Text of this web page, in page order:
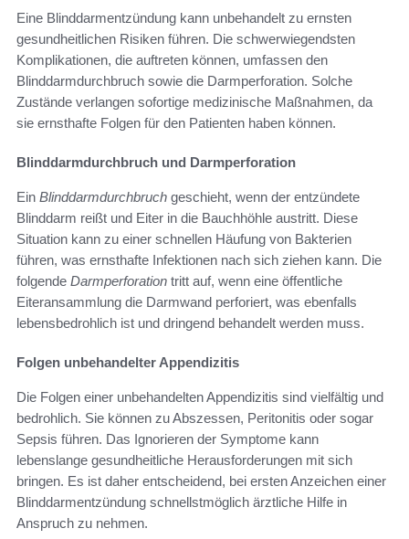
Eine Blinddarmentzündung kann unbehandelt zu ernsten
gesundheitlichen Risiken führen. Die schwerwiegendsten
Komplikationen, die auftreten können, umfassen den
Blinddarmdurchbruch sowie die Darmperforation. Solche
Zustände verlangen sofortige medizinische Maßnahmen, da
sie ernsthafte Folgen für den Patienten haben können.
Blinddarmdurchbruch und Darmperforation
Ein Blinddarmdurchbruch geschieht, wenn der entzündete
Blinddarm reißt und Eiter in die Bauchhöhle austritt. Diese
Situation kann zu einer schnellen Häufung von Bakterien
führen, was ernsthafte Infektionen nach sich ziehen kann. Die
folgende Darmperforation tritt auf, wenn eine öffentliche
Eiteransammlung die Darmwand perforiert, was ebenfalls
lebensbedrohlich ist und dringend behandelt werden muss.
Folgen unbehandelter Appendizitis
Die Folgen einer unbehandelten Appendizitis sind vielfältig und
bedrohlich. Sie können zu Abszessen, Peritonitis oder sogar
Sepsis führen. Das Ignorieren der Symptome kann
lebenslange gesundheitliche Herausforderungen mit sich
bringen. Es ist daher entscheidend, bei ersten Anzeichen einer
Blinddarmentzündung schnellstmöglich ärztliche Hilfe in
Anspruch zu nehmen.